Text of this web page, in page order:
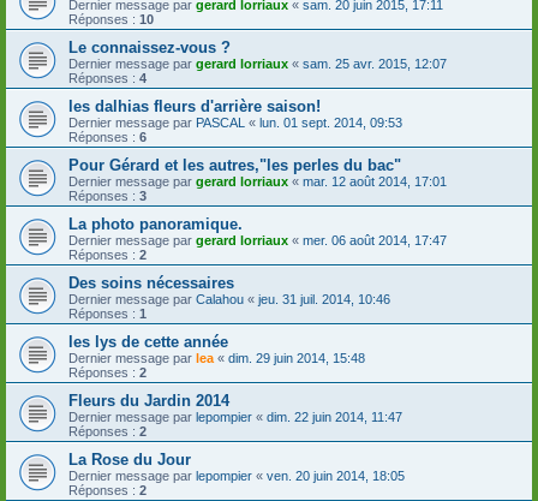
Dernier message par gerard lorriaux « sam. 20 juin 2015, 17:11
Réponses : 10
Le connaissez-vous ?
Dernier message par gerard lorriaux « sam. 25 avr. 2015, 12:07
Réponses : 4
les dalhias fleurs d'arrière saison!
Dernier message par PASCAL « lun. 01 sept. 2014, 09:53
Réponses : 6
Pour Gérard et les autres,"les perles du bac"
Dernier message par gerard lorriaux « mar. 12 août 2014, 17:01
Réponses : 3
La photo panoramique.
Dernier message par gerard lorriaux « mer. 06 août 2014, 17:47
Réponses : 2
Des soins nécessaires
Dernier message par Calahou « jeu. 31 juil. 2014, 10:46
Réponses : 1
les lys de cette année
Dernier message par lea « dim. 29 juin 2014, 15:48
Réponses : 2
Fleurs du Jardin 2014
Dernier message par lepompier « dim. 22 juin 2014, 11:47
Réponses : 2
La Rose du Jour
Dernier message par lepompier « ven. 20 juin 2014, 18:05
Réponses : 2